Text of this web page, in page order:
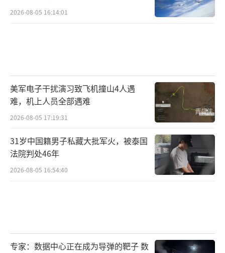
2026-08-05 16:14:01
美军电子干扰演习致飞机撞山4人遇
难，机上人员全部遇难
2026-08-05 17:19:31
31岁中国籍男子私藏大批军火，被泰国
法院判处46年
2026-08-05 16:54:40
专家：数据中心正在成为导弹的靶子 数